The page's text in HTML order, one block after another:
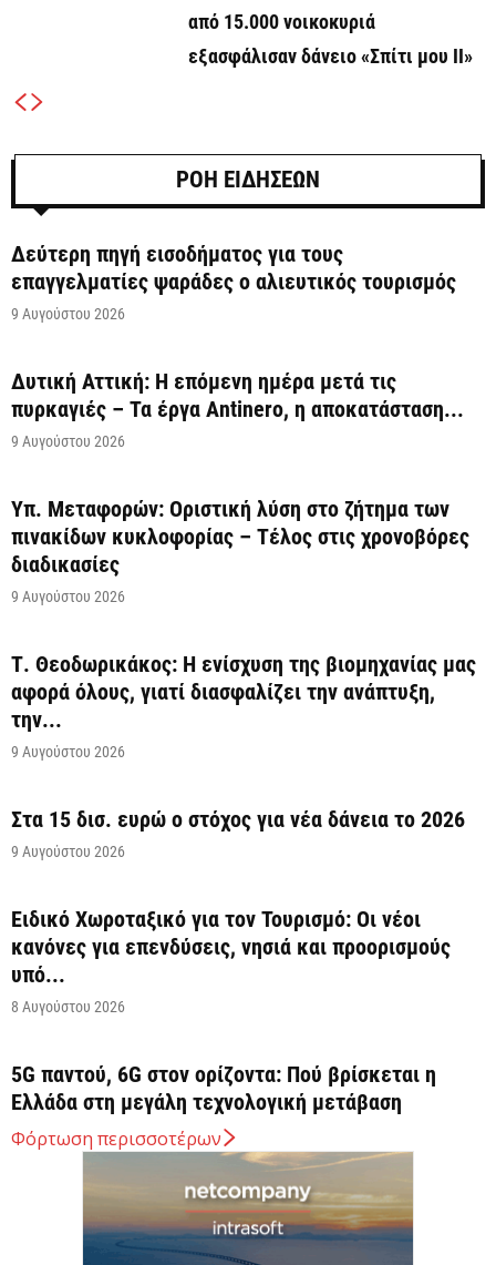
από 15.000 νοικοκυριά
εξασφάλισαν δάνειο «Σπίτι μου ΙΙ»
ΡΟΗ ΕΙΔΗΣΕΩΝ
Δεύτερη πηγή εισοδήματος για τους
επαγγελματίες ψαράδες ο αλιευτικός τουρισμός
9 Αυγούστου 2026
Δυτική Αττική: Η επόμενη ημέρα μετά τις
πυρκαγιές – Τα έργα Antinero, η αποκατάσταση...
9 Αυγούστου 2026
Υπ. Μεταφορών: Οριστική λύση στο ζήτημα των
πινακίδων κυκλοφορίας – Τέλος στις χρονοβόρες
διαδικασίες
9 Αυγούστου 2026
Τ. Θεοδωρικάκος: Η ενίσχυση της βιομηχανίας μας
αφορά όλους, γιατί διασφαλίζει την ανάπτυξη,
την...
9 Αυγούστου 2026
Στα 15 δισ. ευρώ ο στόχος για νέα δάνεια το 2026
9 Αυγούστου 2026
Ειδικό Χωροταξικό για τον Τουρισμό: Οι νέοι
κανόνες για επενδύσεις, νησιά και προορισμούς
υπό...
8 Αυγούστου 2026
5G παντού, 6G στον ορίζοντα: Πού βρίσκεται η
Ελλάδα στη μεγάλη τεχνολογική μετάβαση
8 Αυγούστου 2026
Διευρύνεται η εθνική πρωτοβουλία για τις τιμές
στο ράφι των σούπερ μάρκετ
Φόρτωση περισσοτέρων